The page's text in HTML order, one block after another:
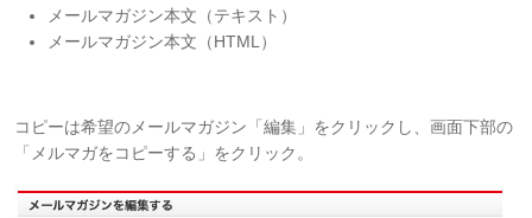
メールマガジン本文（テキスト）
メールマガジン本文（HTML）
コピーは希望のメールマガジン「編集」をクリックし、画面下部の
「メルマガをコピーする」をクリック。